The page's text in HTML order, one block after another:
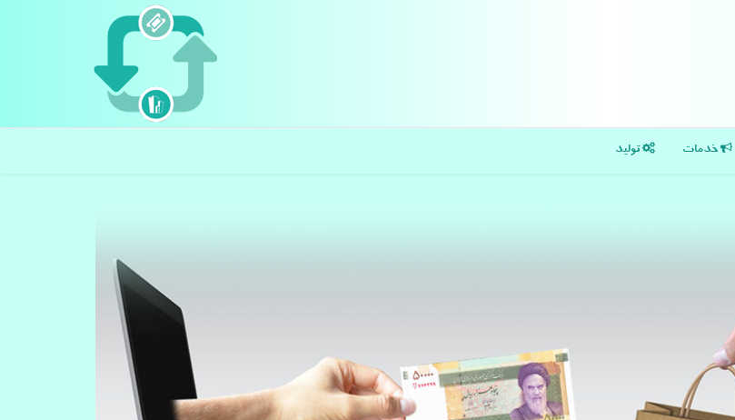
خدمات تولید